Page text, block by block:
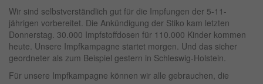
Wir sind selbstverständlich gut für die Impfungen der 5-11-
jährigen vorbereitet. Die Ankündigung der Stiko kam letzten
Donnerstag. 30.000 Impfstoffdosen für 110.000 Kinder kommen
heute. Unsere Impfkampagne startet morgen. Und das sicher
geordneter als zum Beispiel gestern in Schleswig-Holstein.
Für unsere Impfkampagne können wir alle gebrauchen, die